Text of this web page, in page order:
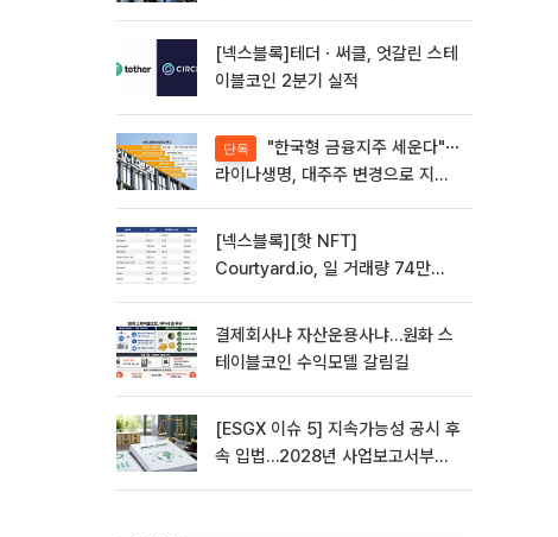
[넥스블록]테더ㆍ써클, 엇갈린 스테
이블코인 2분기 실적
단독
라이나생명, 대주주 변경으로 지주
[넥스블록][핫 NFT]
Courtyard.io, 일 거래량 74만
결제회사냐 자산운용사냐…원화 스
테이블코인 수익모델 갈림길
[ESGX 이슈 5] 지속가능성 공시 후
속 입법…2028년 사업보고서부터